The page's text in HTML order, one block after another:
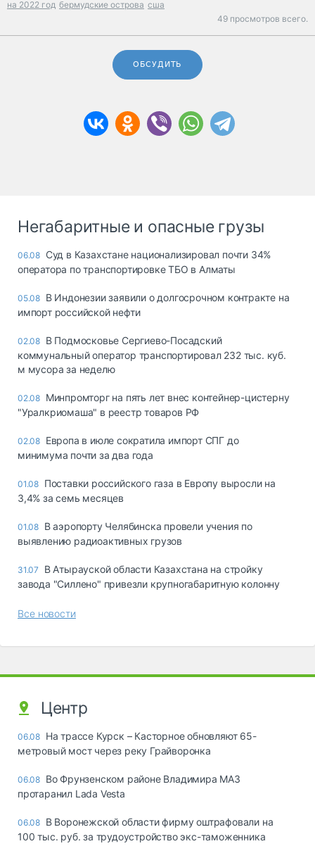
на 2022 год бермудские острова сша
49 просмотров всего.
ОБСУДИТЬ
Негабаритные и опасные грузы
06.08 Суд в Казахстане национализировал почти 34%
оператора по транспортировке ТБО в Алматы
05.08 В Индонезии заявили о долгосрочном контракте на
импорт российской нефти
02.08 В Подмосковье Сергиево-Посадский
коммунальный оператор транспортировал 232 тыс. куб.
м мусора за неделю
02.08 Минпромторг на пять лет внес контейнер-цистерну
"Уралкриомаша" в реестр товаров РФ
02.08 Европа в июле сократила импорт СПГ до
минимума почти за два года
01.08 Поставки российского газа в Европу выросли на
3,4% за семь месяцев
01.08 В аэропорту Челябинска провели учения по
выявлению радиоактивных грузов
31.07
В Атырауской области Казахстана на стройку
завода "Силлено" привезли крупногабаритную колонну
Все новости
Центр
06.08 На трассе Курск – Касторное обновляют 65-
метровый мост через реку Грайворонка
06.08 Во Фрунзенском районе Владимира МАЗ
протаранил Lada Vesta
06.08 В Воронежской области фирму оштрафовали на
100 тыс. руб. за трудоустройство экс-таможенника